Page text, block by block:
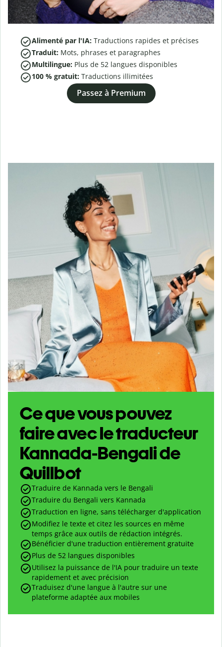
Alimenté par l'IA: Traductions rapides et précises
Traduit: Mots, phrases et paragraphes
Multilingue: Plus de 52 langues disponibles
100 % gratuit: Traductions illimitées
Passez à Premium
Ce que vous pouvez
faire avec le traducteur
Kannada-Bengali de
Quillbot
Traduire de Kannada vers le Bengali
Traduire du Bengali vers Kannada
Traduction en ligne, sans télécharger d'application
Modifiez le texte et citez les sources en même
temps grâce aux outils de rédaction intégrés.
Bénéficier d'une traduction entièrement gratuite
Plus de 52 langues disponibles
Utilisez la puissance de l'IA pour traduire un texte
rapidement et avec précision
Traduisez d'une langue à l'autre sur une
plateforme adaptée aux mobiles